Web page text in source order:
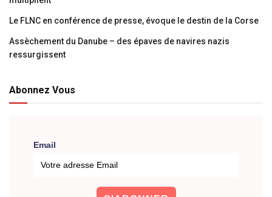
Le FLNC en conférence de presse, évoque le destin de la Corse
Assèchement du Danube – des épaves de navires nazis
ressurgissent
Abonnez Vous
Email